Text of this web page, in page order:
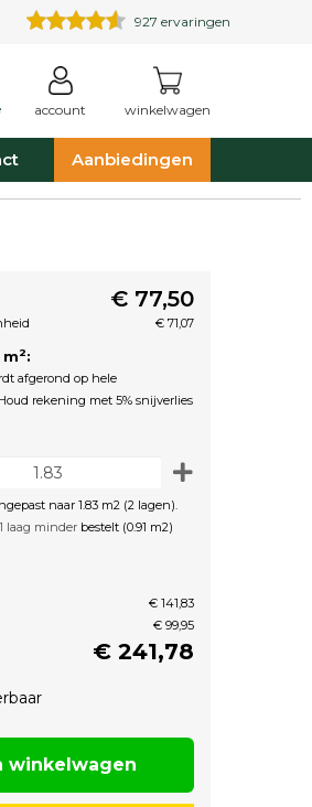
927 ervaringen
account winkelwagen
Aanbiedingen
€ 77,50
€ 71,07
2:
afgerond op hele
rekening met 5% snijverlies
naar 1.83 m2 (2 lagen).
1 laag minder bestelt (0.91 m2)
€ 141,83
€ 99,95
€ 241,78
winkelwagen